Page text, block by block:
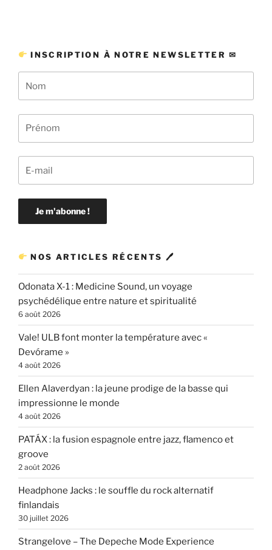
INSCRIPTION À NOTRE NEWSLETTER ✉
NOS ARTICLES RÉCENTS 🖊
Odonata X-1 : Medicine Sound, un voyage
psychédélique entre nature et spiritualité
6 août 2026
Vale! ULB font monter la température avec «
Devórame »
4 août 2026
Ellen Alaverdyan : la jeune prodige de la basse qui
impressionne le monde
4 août 2026
PATÁX : la fusion espagnole entre jazz, flamenco et
groove
2 août 2026
Headphone Jacks : le souffle du rock alternatif
finlandais
30 juillet 2026
Strangelove – The Depeche Mode Experience